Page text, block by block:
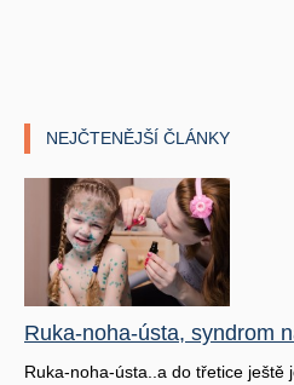
NEJČTENĚJŠÍ ČLÁNKY
Ruka-noha-ústa, syndrom
Ruka-noha-ústa..a do třetice ještě